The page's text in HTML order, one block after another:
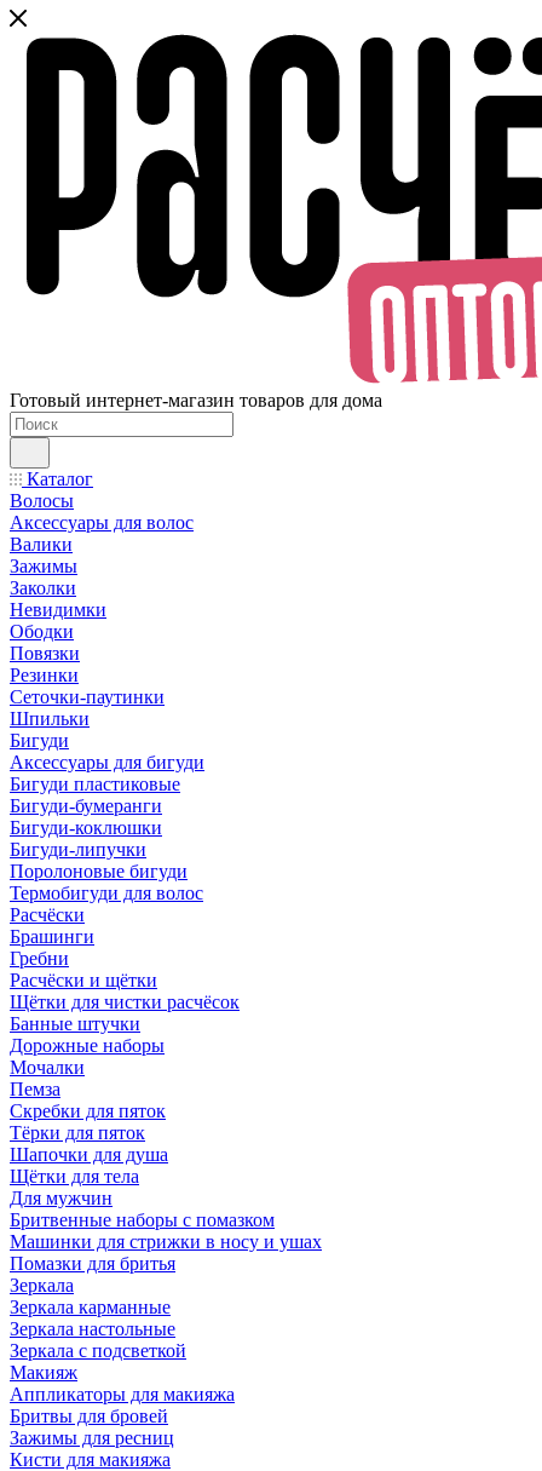
Готовый интернет-магазин товаров для дома
Каталог
Волосы
Аксессуары для волос
Валики
Зажимы
Заколки
Невидимки
Ободки
Повязки
Резинки
Сеточки-паутинки
Шпильки
Бигуди
Аксессуары для бигуди
Бигуди пластиковые
Бигуди-бумеранги
Бигуди-коклюшки
Бигуди-липучки
Поролоновые бигуди
Термобигуди для волос
Расчёски
Брашинги
Гребни
Расчёски и щётки
Щётки для чистки расчёсок
Банные штучки
Дорожные наборы
Мочалки
Пемза
Скребки для пяток
Тёрки для пяток
Шапочки для душа
Щётки для тела
Для мужчин
Бритвенные наборы с помазком
Машинки для стрижки в носу и ушах
Помазки для бритья
Зеркала
Зеркала карманные
Зеркала настольные
Зеркала с подсветкой
Макияж
Аппликаторы для макияжа
Бритвы для бровей
Зажимы для ресниц
Кисти для макияжа